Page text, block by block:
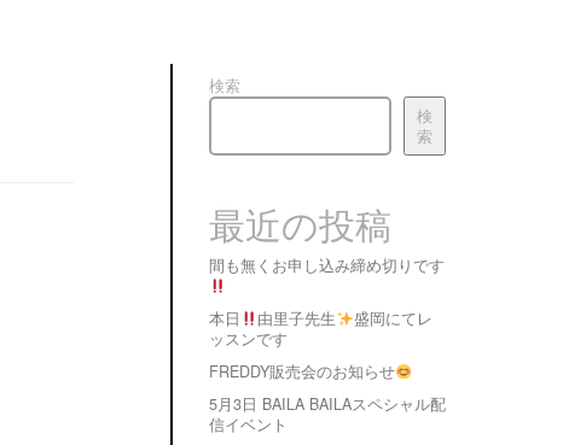
検索
検
索
最近の投稿
間も無くお申し込み締め切りです
本日 由里子先生
盛岡にてレ
ッスンです
FREDDY販売会のお知らせ
5月3日 BAILA BAILAスペシャル配
信イベント